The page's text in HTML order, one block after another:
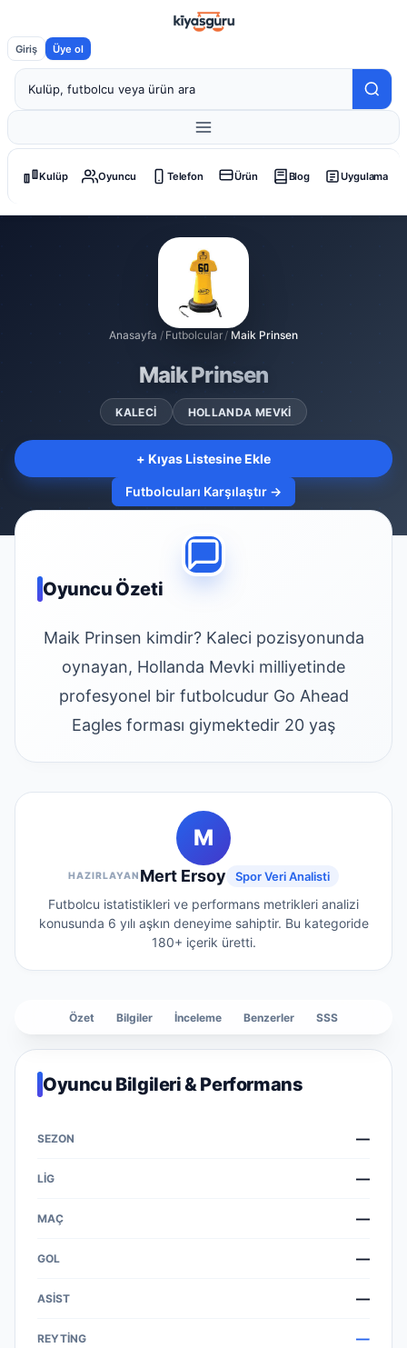
Giriş Üye ol
Kulüp Oyuncu Telefon Ürün Blog Uygulama
Anasayfa / Futbolcular / Maik Prinsen
Maik Prinsen
KALECI HOLLANDA MEVKI
+ Kıyas Listesine Ekle
Futbolcuları Karşılaştır →
Oyuncu Özeti
Maik Prinsen kimdir? Kaleci pozisyonunda
oynayan, Hollanda Mevki milliyetinde
profesyonel bir futbolcudur Go Ahead
Eagles forması giymektedir 20 yaş
M
HAZIRLAYAN Mert Ersoy Spor Veri Analisti
Futbolcu istatistikleri ve performans metrikleri analizi
konusunda 6 yılı aşkın deneyime sahiptir. Bu kategoride
180+ içerik üretti.
Özet Bilgiler İnceleme Benzerler SSS
Oyuncu Bilgileri & Performans
—
—
—
—
—
—